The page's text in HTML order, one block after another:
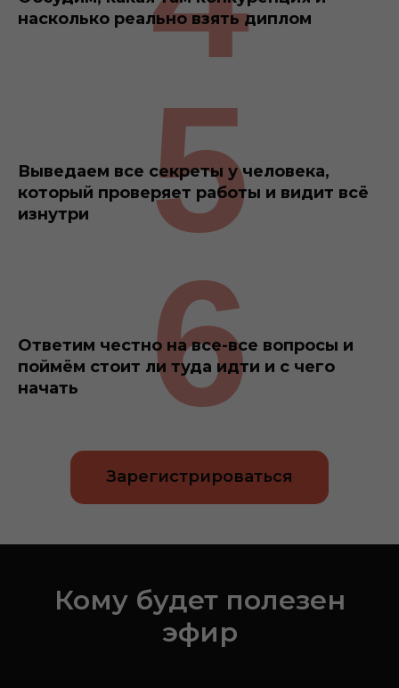
насколько реально взять диплом
Выведаем все секреты у человека,
который проверяет работы и видит всё
изнутри
5
Ответим честно на все-все вопросы и
поймём стоит ли туда идти и с чего
начать
6
Зарегистрироваться
Кому будет полезен
эфир